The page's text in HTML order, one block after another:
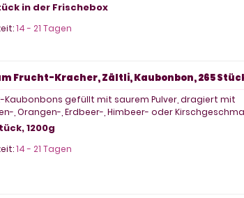
in der Frischebox
14 - 21 Tagen
Frucht-Kracher, Zältli, Kaubonbon, 265
Kaubonbons gefüllt mit saurem Pulver, dragiert mit
, Orangen-, Erdbeer-, Himbeer- oder
1200g
14 - 21 Tagen